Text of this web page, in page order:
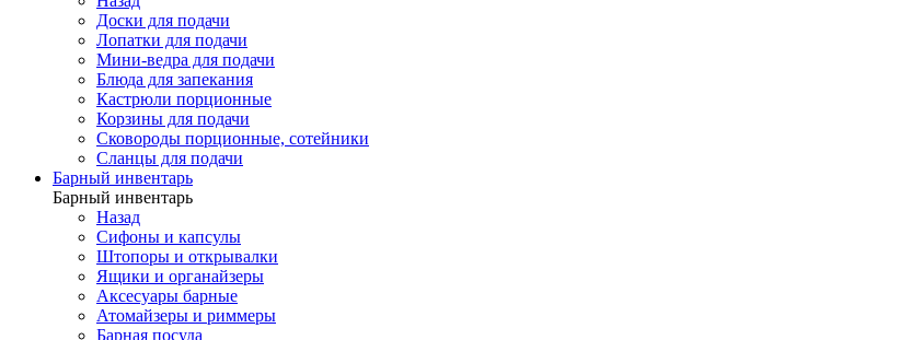
Доски для подачи
Лопатки для подачи
Мини-ведра для подачи
Блюда для запекания
Кастрюли порционные
Корзины для подачи
Сковороды порционные, сотейники
Сланцы для подачи
Барный инвентарь
Барный инвентарь
Назад
Сифоны и капсулы
Штопоры и открывалки
Ящики и органайзеры
Аксесуары барные
Атомайзеры и риммеры
Барная посуда